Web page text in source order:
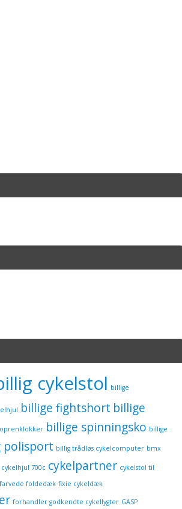
cykelstol billige
billige fightshort billige
billige spinningsko billige
polisport billig trådløs cykelcomputer bmx
cykelhjul 700c cykelpartner cykelstol til
farvede foldedæk fixie cykeldæk
forhandler godkendte cykellygter GASP